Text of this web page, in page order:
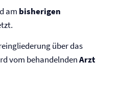
am bisherigen
über das
vom behandelndenArzt